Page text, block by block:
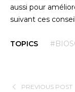
aussi pour
suivant ces
TOPICS
PREVIOUS POST